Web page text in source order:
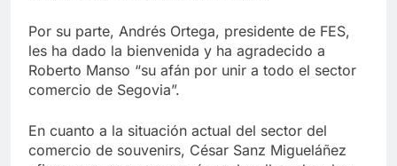
Por su parte, Andrés Ortega, presidente de FES,
les ha dado la bienvenida y ha agradecido a
Roberto Manso “su afán por unir a todo el sector
comercio de Segovia”.
En cuanto a la situación actual del sector del
comercio de souvenirs, César Sanz Migueláñez